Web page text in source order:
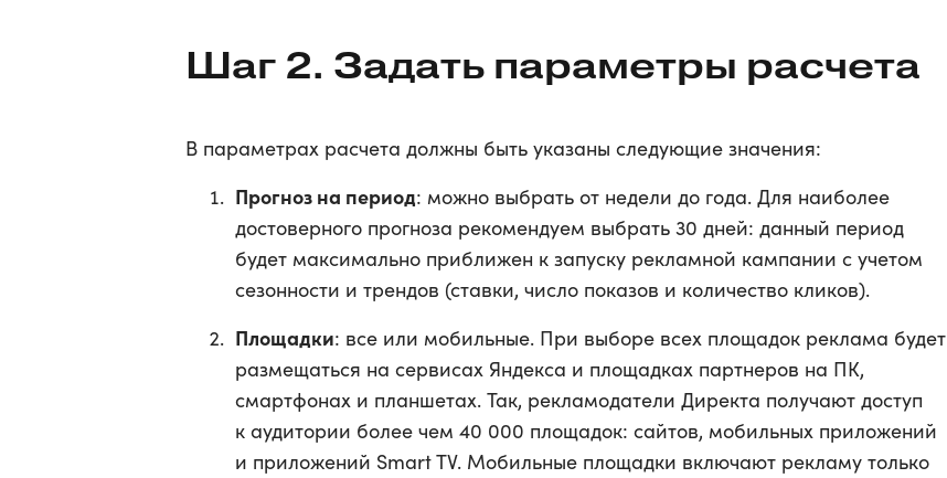
Шаг 2. Задать параметры расчета
В параметрах расчета должны быть указаны следующие значения:
Прогноз на период: можно выбрать от недели до года. Для наиболее
достоверного прогноза рекомендуем выбрать 30 дней: данный период
будет максимально приближен к запуску рекламной кампании с учетом
сезонности и трендов (ставки, число показов и количество кликов).
Площадки: все или мобильные. При выборе всех площадок реклама будет
размещаться на сервисах Яндекса и площадках партнеров на ПК,
смартфонах и планшетах. Так, рекламодатели Директа получают доступ
к аудитории более чем 40 000 площадок: сайтов, мобильных приложений
и приложений Smart TV. Мобильные площадки включают рекламу только